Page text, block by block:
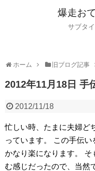
爆走お
サブタ
ホーム 旧ブログ記事
2012年11月18日 手
2012/11/18
忙しい時、たまに夫婦ど
っています。
この手伝い
かなり楽になります。
そ
む感じだったので、当然